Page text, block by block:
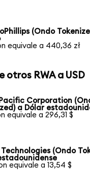
(Ondo
equivale a 440,36 zł
otros RWA a USD
Corporation
a Dólar
equivale a 296,31 $
Technologies (Ondo
equivale a 13,54 $